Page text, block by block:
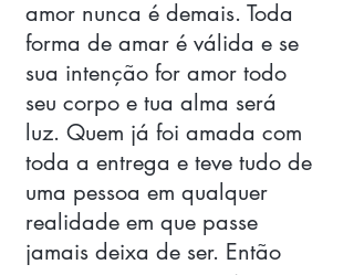
amor nunca é demais. Toda
forma de amar é válida e se
sua intenção for amor todo
seu corpo e tua alma será
luz. Quem já foi amada com
toda a entrega e teve tudo de
uma pessoa em qualquer
realidade em que passe
jamais deixa de ser. Então